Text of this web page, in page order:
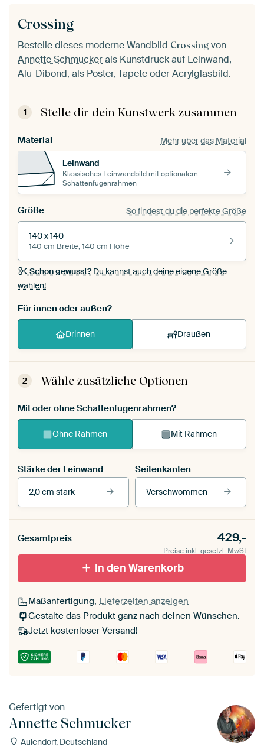
Crossing
Bestelle dieses moderne Wandbild Crossing von
Annette Schmuckerals Kunstdruck auf Leinwand,
Alu-Dibond, als Poster, Tapete oder Acrylglasbild.
1 Stelle dir dein Kunstwerk zusammen
Material Mehr über das Material
Leinwand
Klassisches Leinwandbild mit optionalem
Schattenfugenrahmen
Größe So findest du die perfekte Größe
140 x 140
140 cm Breite, 140 cm Höhe
Schon gewusst?Du kannst auch deine eigene Größe
wählen!
Für innen oder außen?
Drinnen Draußen
2 Wähle zusätzliche Optionen
Mit oder ohne Schattenfugenrahmen?
Ohne Rahmen Mit Rahmen
Stärke der Leinwand
2,0 cm stark
Seitenkanten
Verschwommen
Mit Schattenfugenrahmen,
schwarz
Mit Schattenfugenrahmen,
weiß
Leinwand für
Seitenkanten
Gesamtpreis 429,-
Preise inkl. gesetzl. MwSt
In den Warenkorb
Maßanfertigung, Lieferzeiten anzeigen
Gestalte das Produkt ganz nach deinen Wünschen.
Jetzt kostenloser Versand!
Gefertigt von
Annette Schmucker
Aulendorf, Deutschland